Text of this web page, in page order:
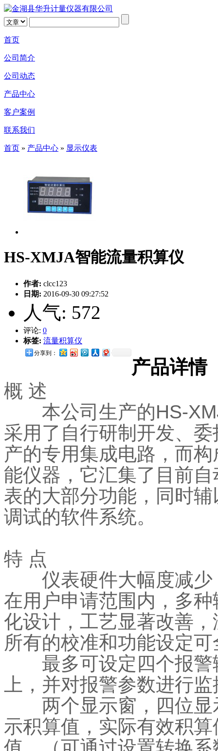
首页
公司简介
公司动态
产品中心
客户案例
联系我们
首页 » 产品中心 » 显示仪表
HS-XMJA智能流量积算仪
作者: clcc123
日期: 2016-09-30 09:27:52
人气: 572
评论: 0
标签: 流量积算仪
分享到：
产品详情
概 述
本公司生产的HS-
采用了自行研制开发、
产的专用集成电路，而
能仪器，它汇集了目前
表的大部分功能，同时
调试的软件系统。
特 点
仪表硬件大幅度减少
在用户申请范围内，多
化设计，工艺显著改善
所有的校准和功能设定
最多可设定四个报警
上，并对报警参数进行
两个显示窗，四位显
示积算值，实际有效积